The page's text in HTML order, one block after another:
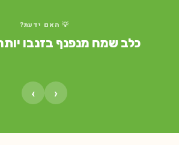
💡 האם ידעת?
כלב שמח מנפנף בזנבו יותר